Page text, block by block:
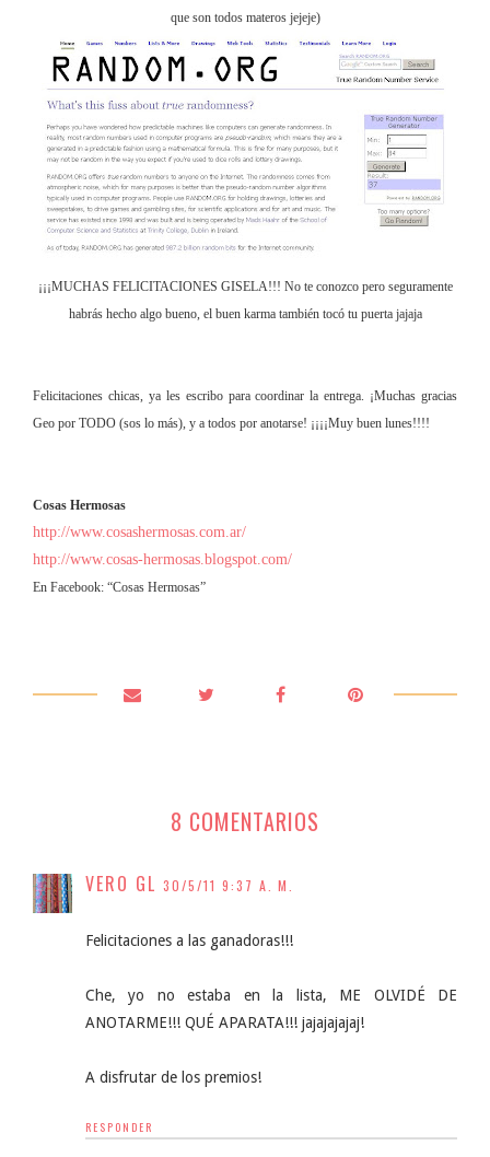
que son todos materos jejeje)
¡¡¡MUCHAS FELICITACIONES GISELA!!! No te conozco pero seguramente
habrás hecho algo bueno, el buen karma también tocó tu puerta jajaja
Felicitaciones chicas, ya les escribo para coordinar la entrega. ¡Muchas gracias
Geo por TODO (sos lo más), y a todos por anotarse! ¡¡¡¡Muy buen lunes!!!!
Cosas Hermosas
http://www.cosashermosas.com.ar/
http://www.cosas-hermosas.blogspot.com/
En Facebook: “Cosas Hermosas”
8 COMENTARIOS
VERO GL 30/5/11 9:37 A. M.
Felicitaciones a las ganadoras!!!
Che, yo no estaba en la lista, ME OLVIDÉ DE
ANOTARME!!! QUÉ APARATA!!! jajajajajaj!
A disfrutar de los premios!
RESPONDER